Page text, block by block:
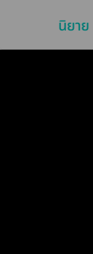
นิยาย